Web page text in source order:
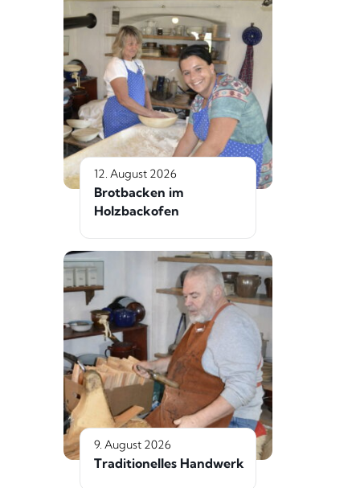
12. August 2026
Brotbacken im
Holzbackofen
9. August 2026
Traditionelles Handwerk